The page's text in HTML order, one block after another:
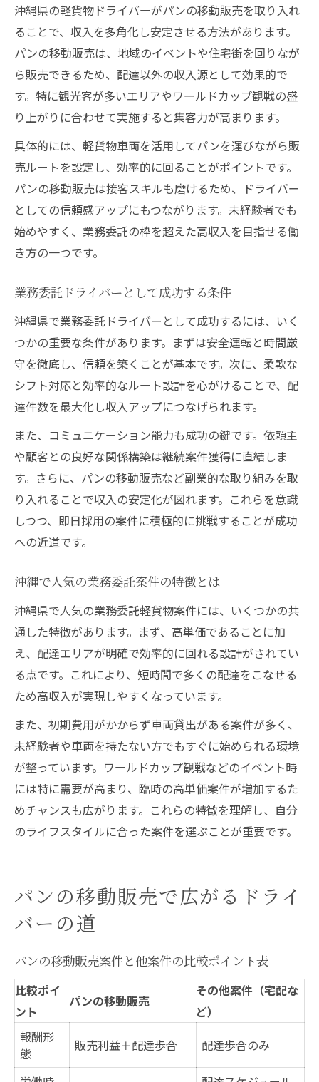
沖縄県の軽貨物ドライバーがパンの移動販売を取り入れ
ることで、収入を多角化し安定させる方法があります。
パンの移動販売は、地域のイベントや住宅街を回りなが
ら販売できるため、配達以外の収入源として効果的で
す。特に観光客が多いエリアやワールドカップ観戦の盛
り上がりに合わせて実施すると集客力が高まります。
具体的には、軽貨物車両を活用してパンを運びながら販
売ルートを設定し、効率的に回ることがポイントです。
パンの移動販売は接客スキルも磨けるため、ドライバー
としての信頼感アップにもつながります。未経験者でも
始めやすく、業務委託の枠を超えた高収入を目指せる働
き方の一つです。
業務委託ドライバーとして成功する条件
沖縄県で業務委託ドライバーとして成功するには、いく
つかの重要な条件があります。まずは安全運転と時間厳
守を徹底し、信頼を築くことが基本です。次に、柔軟な
シフト対応と効率的なルート設計を心がけることで、配
達件数を最大化し収入アップにつなげられます。
また、コミュニケーション能力も成功の鍵です。依頼主
や顧客との良好な関係構築は継続案件獲得に直結しま
す。さらに、パンの移動販売など副業的な取り組みを取
り入れることで収入の安定化が図れます。これらを意識
しつつ、即日採用の案件に積極的に挑戦することが成功
への近道です。
沖縄で人気の業務委託案件の特徴とは
沖縄県で人気の業務委託軽貨物案件には、いくつかの共
通した特徴があります。まず、高単価であることに加
え、配達エリアが明確で効率的に回れる設計がされてい
る点です。これにより、短時間で多くの配達をこなせる
ため高収入が実現しやすくなっています。
また、初期費用がかからず車両貸出がある案件が多く、
未経験者や車両を持たない方でもすぐに始められる環境
が整っています。ワールドカップ観戦などのイベント時
には特に需要が高まり、臨時の高単価案件が増加するた
めチャンスも広がります。これらの特徴を理解し、自分
のライフスタイルに合った案件を選ぶことが重要です。
パンの移動販売で広がるドライ
バーの道
パンの移動販売案件と他案件の比較ポイント表
比較ポイ
ント
パンの移動販売
その他案件（宅配な
ど）
報酬形
態
販売利益＋配達歩合 配達歩合のみ